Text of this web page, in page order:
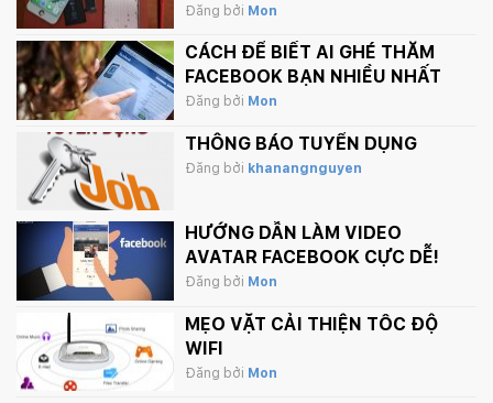
Đăng bởi Mon
CÁCH ĐỂ BIẾT AI GHÉ THĂM
FACEBOOK BẠN NHIỀU NHẤT
Đăng bởi Mon
THÔNG BÁO TUYỂN DỤNG
Đăng bởi khanangnguyen
HƯỚNG DẪN LÀM VIDEO
AVATAR FACEBOOK CỰC DỄ!
Đăng bởi Mon
MẸO VẶT CẢI THIỆN TỐC ĐỘ
WIFI
Đăng bởi Mon